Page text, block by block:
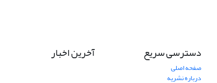
دسترسی سریع
صفحه اصلی
درباره نشریه
آخرین اخبار